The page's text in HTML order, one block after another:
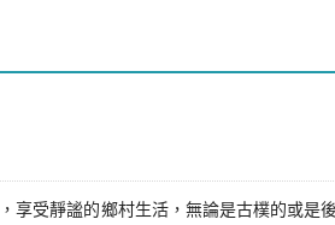
享受靜謐的鄉村生活，無論是古樸的或是